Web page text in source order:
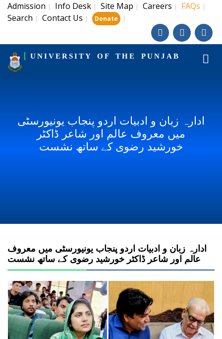
Admission | Info Desk | Site Map | Careers | FAQs |
Search | Contact Us | Donate |
UNIVERSITY OF THE PUNJAB
ادارہ زبان و ادبیات اردو پنجاب یونیورسٹی
میں معروف عالم اور شاعر ڈاکٹر
ادارہ زبان و ادبیات اردو پنجاب یونیورسٹی میں معروف